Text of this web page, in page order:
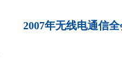
2007年无线电通信